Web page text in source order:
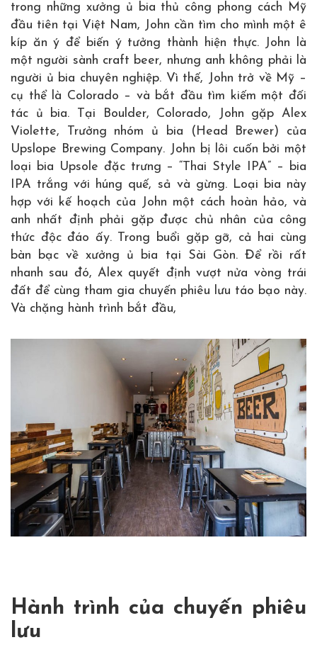
trong những xưởng ủ bia thủ công phong cách Mỹ
đầu tiên tại Việt Nam, John cần tìm cho mình một ê
kíp ăn ý để biến ý tưởng thành hiện thực. John là
một người sành craft beer, nhưng anh không phải là
người ủ bia chuyên nghiệp. Vì thế, John trở về Mỹ –
cụ thể là Colorado – và bắt đầu tìm kiếm một đối
tác ủ bia. Tại Boulder, Colorado, John gặp Alex
Violette, Trưởng nhóm ủ bia (Head Brewer) của
Upslope Brewing Company. John bị lôi cuốn bởi một
loại bia Upsole đặc trưng – “Thai Style IPA” – bia
IPA trắng với húng quế, sả và gừng. Loại bia này
hợp với kế hoạch của John một cách hoàn hảo, và
anh nhất định phải gặp được chủ nhân của công
thức độc đáo ấy. Trong buổi gặp gỡ, cả hai cùng
bàn bạc về xưởng ủ bia tại Sài Gòn. Để rồi rất
nhanh sau đó, Alex quyết định vượt nửa vòng trái
đất để cùng tham gia chuyến phiêu lưu táo bạo này.
Và chặng hành trình bắt đầu,
Hành trình của chuyến phiêu
lưu